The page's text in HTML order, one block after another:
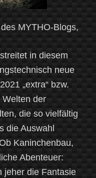
MYTHO-Blogs,
in diesem
neue
„extra“ bzw.
Welten der
die so vielfältig
die Auswahl
Kaninchenbau,
Abenteuer:
jeher die Fantasie